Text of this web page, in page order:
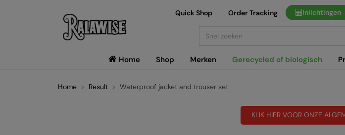
Home Shop Merken Gerecycled of biologisch
Quick Shop Order Tracking Inlichtingen
Home Result Waterproof jacket and trouser set
KLIK HIER VOOR ONZE